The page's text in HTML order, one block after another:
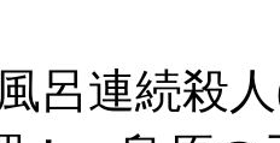
風呂連続